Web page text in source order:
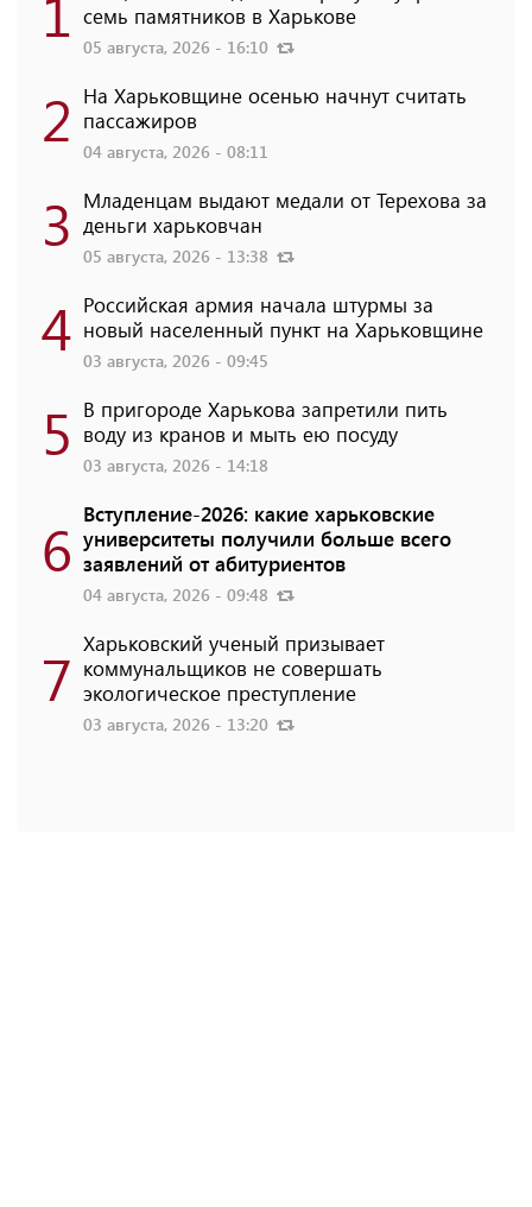
семь памятников в Харькове
05 августа, 2026 - 16:10
2 На Харьковщине осенью начнут считать
пассажиров
04 августа, 2026 - 08:11
3 Младенцам выдают медали от Терехова за
деньги харьковчан
05 августа, 2026 - 13:38
4 Российская армия начала штурмы за
новый населенный пункт на Харьковщине
03 августа, 2026 - 09:45
5 В пригороде Харькова запретили пить
воду из кранов и мыть ею посуду
03 августа, 2026 - 14:18
6 Вступление-2026: какие харьковские
университеты получили больше всего
заявлений от абитуриентов
04 августа, 2026 - 09:48
7 Харьковский ученый призывает
коммунальщиков не совершать
экологическое преступление
03 августа, 2026 - 13:20